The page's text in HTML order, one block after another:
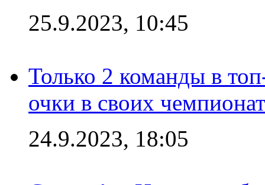
25.9.2023, 10:45
Только 2 команды в
очки в своих
24.9.2023, 18:05